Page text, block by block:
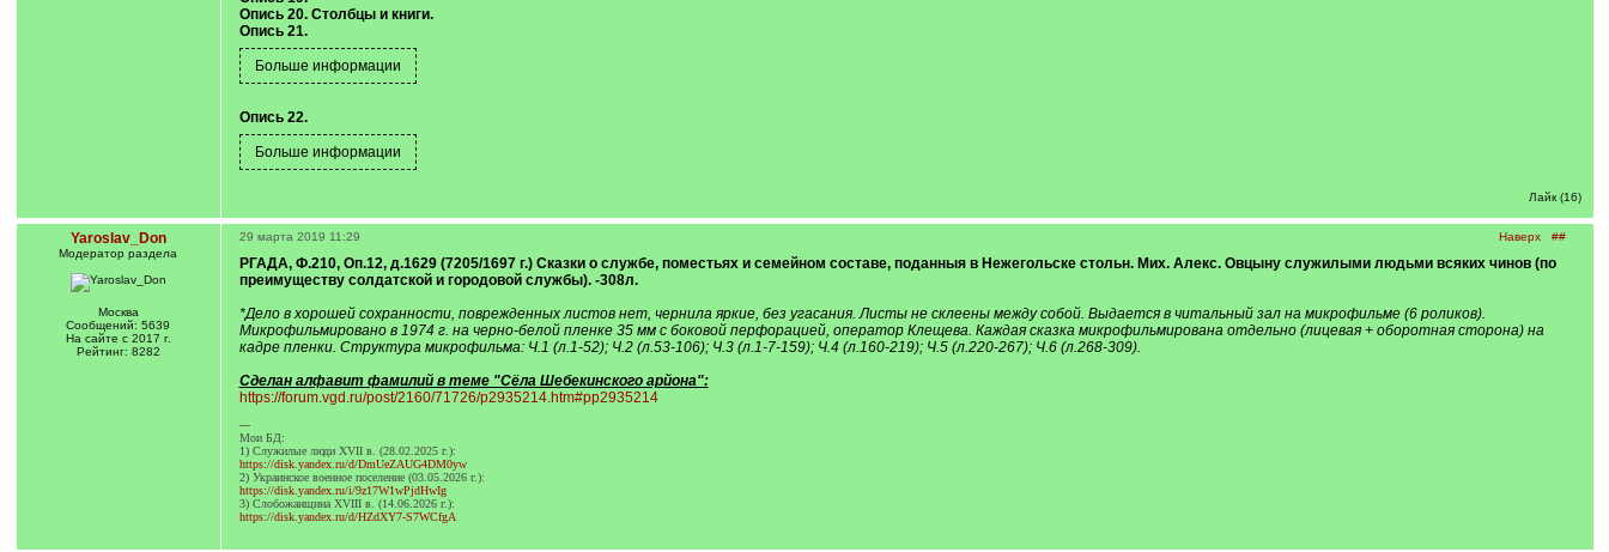
Опись 20. Столбцы и книги.
Опись 21.
Опись 22.
Лайк (16)
Yaroslav_Don
Модератор раздела
Москва
Сообщений: 5639
На сайте с 2017 г.
Рейтинг: 8282
Наверх ##
29 марта 2019 11:29
РГАДА, Ф.210, Оп.12, д.1629 (7205/1697 г.) Сказки о службе, поместьях и семейном составе, поданныя в Нежегольске стольн. Мих. Алекс. Овцыну служилыми людьми всяких чинов (по
преимуществу солдатской и городовой службы). -308л.
*Дело в хорошей сохранности, поврежденных листов нет, чернила яркие, без угасания. Листы не склеены между собой. Выдается в читальный зал на микрофильме (6 роликов).
Микрофильмировано в 1974 г. на черно-белой пленке 35 мм с боковой перфорацией, оператор Клещева. Каждая сказка микрофильмирована отдельно (лицевая + оборотная сторона) на
кадре пленки. Структура микрофильма: Ч.1 (л.1-52); Ч.2 (л.53-106); Ч.3 (л.1-7-159); Ч.4 (л.160-219); Ч.5 (л.220-267); Ч.6 (л.268-309).
Сделан алфавит фамилий в теме "Сёла Шебекинского арйона":
https://forum.vgd.ru/post/2160/71726/p2935214.htm#pp2935214
---
Мои БД:
1) Служилые люди XVII в. (28.02.2025 г.):
https://disk.yandex.ru/d/DmUeZAUG4DM0yw
2) Украинское военное поселение (03.05.2026 г.):
https://disk.yandex.ru/i/9z17W1wPjdHwIg
3) Слобожанщина XVIII в. (14.06.2026 г.):
https://disk.yandex.ru/d/HZdXY7-S7WCfgA